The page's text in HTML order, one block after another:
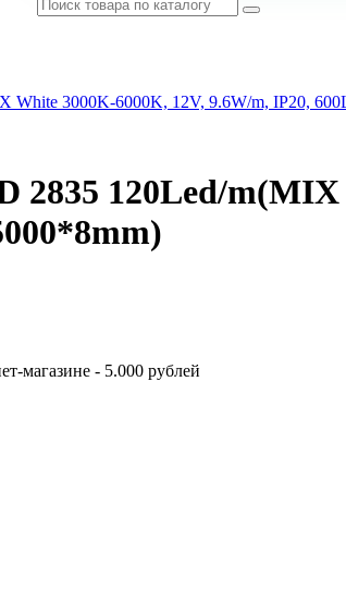
White 3000K-6000K, 12V, 9.6W/m, IP20,
2835 120Led/
магазине - 5.000 рублей